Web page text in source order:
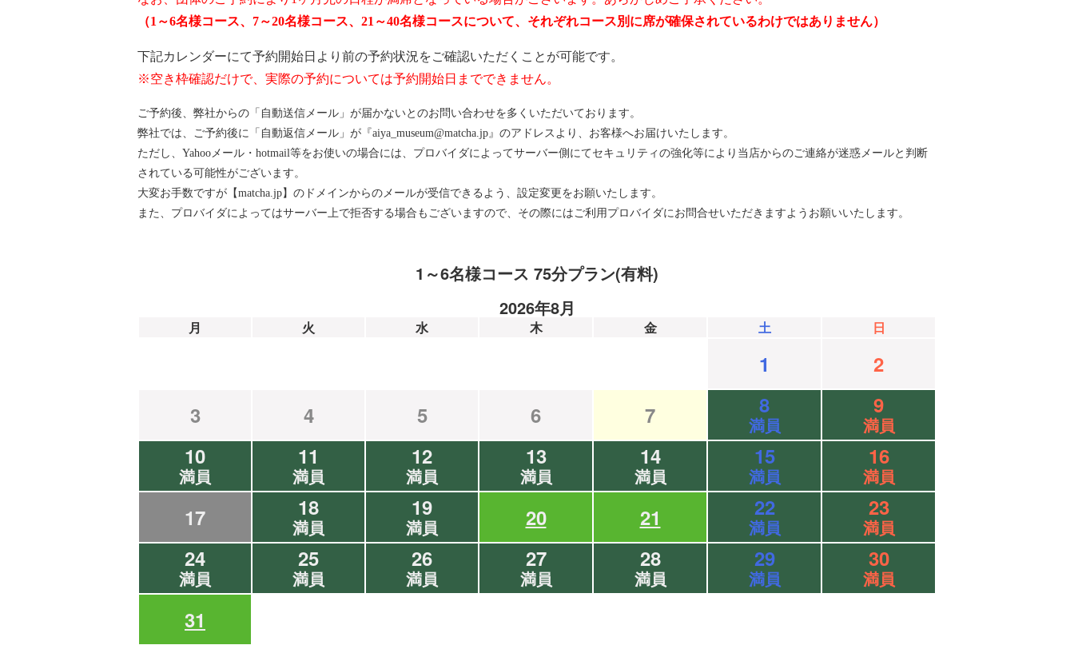
（1～6名様コース、7～20名様コース、21～40名様コースについて、それぞれコース別に席が確保されているわけではありません）
下記カレンダーにて予約開始日より前の予約状況をご確認いただくことが可能です。
※空き枠確認だけで、実際の予約については予約開始日までできません。
ご予約後、弊社からの「自動送信メール」が届かないとのお問い合わせを多くいただいております。
弊社では、ご予約後に「自動返信メール」が『aiya_museum@matcha.jp』のアドレスより、お客様へお届けいたします。
ただし、Yahooメール・hotmail等をお使いの場合には、プロバイダによってサーバー側にてセキュリティの強化等により当店からのご連絡が迷惑メールと判断
されている可能性がございます。
大変お手数ですが【matcha.jp】のドメインからのメールが受信できるよう、設定変更をお願いたします。
また、プロバイダによってはサーバー上で拒否する場合もございますので、その際にはご利用プロバイダにお問合せいただきますようお願いいたします。
1～6名様コース 75分プラン(有料)
2026年8月
月 火 水 木 金 土 日
1
2
3
4 5 6 7 8
満員
9
満員
10
満員
11
満員
12
満員
13
満員
14
満員
15
満員
16
満員
17 18
満員
19
満員 20 21 22
満員
23
満員
24
満員
25
満員
26
満員
27
満員
28
満員
29
満員
30
満員
31